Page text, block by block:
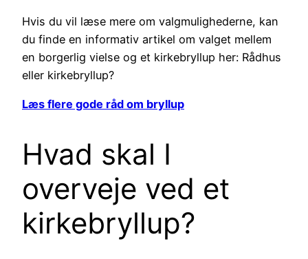
Hvis du vil læse mere om valgmulighederne, kan
du finde en informativ artikel om valget mellem
en borgerlig vielse og et kirkebryllup her: Rådhus
eller kirkebryllup?
Læs flere gode råd om bryllup
Hvad skal I
overveje ved et
kirkebryllup?